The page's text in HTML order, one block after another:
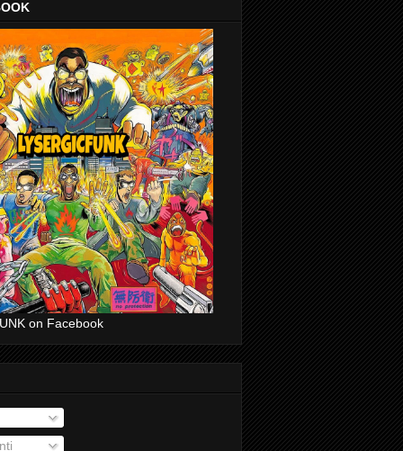
on Facebook